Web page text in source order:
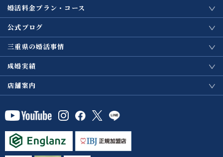
婚活料金プラン・コース
公式ブログ
三重県の婚活事情
成婚実績
店舗案内